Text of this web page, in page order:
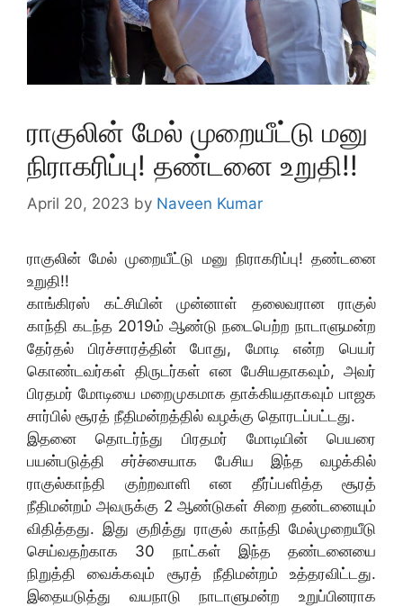
ராகுலின் மேல் முறையீட்டு மனு
நிராகரிப்பு! தண்டனை உறுதி!!
April 20, 2023 by Naveen Kumar
ராகுலின் மேல் முறையீட்டு மனு நிராகரிப்பு! தண்டனை
உறுதி!!
காங்கிரஸ் கட்சியின் முன்னாள் தலைவரான ராகுல்
காந்தி கடந்த 2019ம் ஆண்டு நடைபெற்ற நாடாளுமன்ற
தேர்தல் பிரச்சாரத்தின் போது, மோடி என்ற பெயர்
கொண்டவர்கள் திருடர்கள் என பேசியதாகவும், அவர்
பிரதமர் மோடியை மறைமுகமாக தாக்கியதாகவும் பாஜக
சார்பில் சூரத் நீதிமன்றத்தில் வழக்கு தொரடப்பட்டது.
இதனை தொடர்ந்து பிரதமர் மோடியின் பெயரை
பயன்படுத்தி சர்ச்சையாக பேசிய இந்த வழக்கில்
ராகுல்காந்தி குற்றவாளி என தீர்ப்பளித்த சூரத்
நீதிமன்றம் அவருக்கு 2 ஆண்டுகள் சிறை தண்டனையும்
விதித்தது. இது குறித்து ராகுல் காந்தி மேல்முறையீடு
செய்வதற்காக 30 நாட்கள் இந்த தண்டனையை
நிறுத்தி வைக்கவும் சூரத் நீதிமன்றம் உத்தரவிட்டது.
இதையடுத்து வயநாடு நாடாளுமன்ற உறுப்பினராக